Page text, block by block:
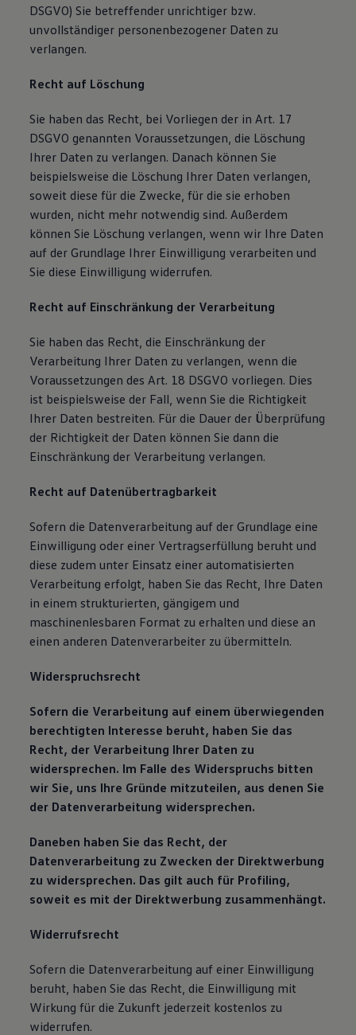
DSGVO) Sie betreffender unrichtiger bzw.
unvollständiger personenbezogener Daten zu
verlangen.
Recht auf Löschung
Sie haben das Recht, bei Vorliegen der in Art. 17
DSGVO genannten Voraussetzungen, die Löschung
Ihrer Daten zu verlangen. Danach können Sie
beispielsweise die Löschung Ihrer Daten verlangen,
soweit diese für die Zwecke, für die sie erhoben
wurden, nicht mehr notwendig sind. Außerdem
können Sie Löschung verlangen, wenn wir Ihre Daten
auf der Grundlage Ihrer Einwilligung verarbeiten und
Sie diese Einwilligung widerrufen.
Recht auf Einschränkung der Verarbeitung
Sie haben das Recht, die Einschränkung der
Verarbeitung Ihrer Daten zu verlangen, wenn die
Voraussetzungen des Art. 18 DSGVO vorliegen. Dies
ist beispielsweise der Fall, wenn Sie die Richtigkeit
Ihrer Daten bestreiten. Für die Dauer der Überprüfung
der Richtigkeit der Daten können Sie dann die
Einschränkung der Verarbeitung verlangen.
Recht auf Datenübertragbarkeit
Sofern die Datenverarbeitung auf der Grundlage eine
Einwilligung oder einer Vertragserfüllung beruht und
diese zudem unter Einsatz einer automatisierten
Verarbeitung erfolgt, haben Sie das Recht, Ihre Daten
in einem strukturierten, gängigem und
maschinenlesbaren Format zu erhalten und diese an
einen anderen Datenverarbeiter zu übermitteln.
Widerspruchsrecht
Sofern die Verarbeitung auf einem überwiegenden
berechtigten Interesse beruht, haben Sie das
Recht, der Verarbeitung Ihrer Daten zu
widersprechen. Im Falle des Widerspruchs bitten
wir Sie, uns Ihre Gründe mitzuteilen, aus denen Sie
der Datenverarbeitung widersprechen.
Daneben haben Sie das Recht, der
Datenverarbeitung zu Zwecken der Direktwerbung
zu widersprechen. Das gilt auch für Profiling,
soweit es mit der Direktwerbung zusammenhängt.
Widerrufsrecht
Sofern die Datenverarbeitung auf einer Einwilligung
beruht, haben Sie das Recht, die Einwilligung mit
Wirkung für die Zukunft jederzeit kostenlos zu
widerrufen.